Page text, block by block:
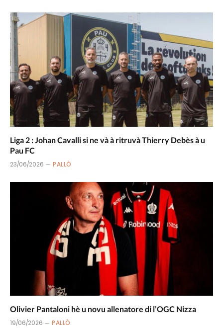
Liga 2 : Johan Cavalli si ne và à ritruvà Thierry Debès à u
Pau FC
23/06/2026 PALLÒ
Olivier Pantaloni hè u novu allenatore di l’OGC Nizza
19/06/2026 PALLÒ